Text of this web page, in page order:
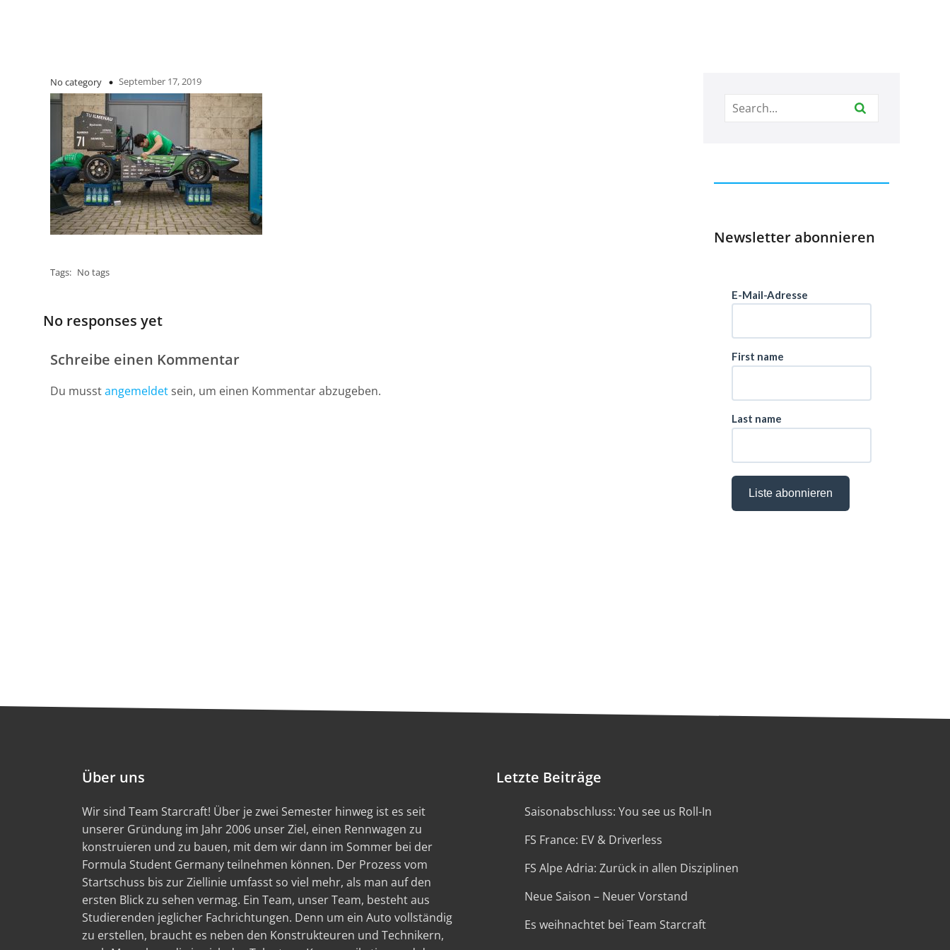
No category September 17, 2019
Tags: No tags
No responses yet
Schreibe einen Kommentar
Du musstangemeldet sein, um einen Kommentar abzugeben.
Newsletter abonnieren
Über uns
Wir sind Team Starcraft! Über je zwei Semester hinweg ist es seit
unserer Gründung im Jahr 2006 unser Ziel, einen Rennwagen zu
konstruieren und zu bauen, mit dem wir dann im Sommer bei der
Formula Student Germany teilnehmen können. Der Prozess vom
Startschuss bis zur Ziellinie umfasst so viel mehr, als man auf den
ersten Blick zu sehen vermag. Ein Team, unser Team, besteht aus
Studierenden jeglicher Fachrichtungen. Denn um ein Auto vollständig
zu erstellen, braucht es neben den Konstrukteuren und Technikern,
Letzte Beiträge
Saisonabschluss: You see us Roll-In
FS France: EV & Driverless
FS Alpe Adria: Zurück in allen Disziplinen
Neue Saison – Neuer Vorstand
Es weihnachtet bei Team Starcraft